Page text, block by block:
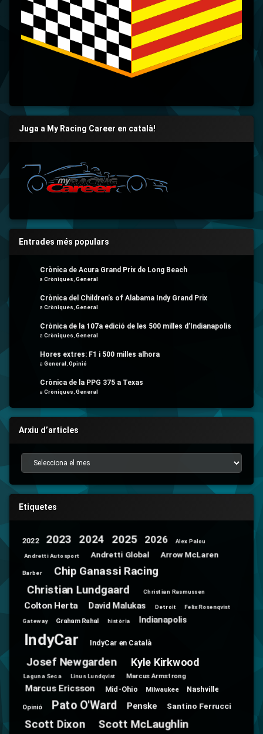
Juga a My Racing Career en català!
Entrades més populars
Crònica de Acura Grand Prix de Long Beach
a Cròniques General
Crònica del Children’s of Alabama Indy Grand Prix
a Cròniques General
Crònica de la 107a edició de les 500 milles d’Indianapolis
a Cròniques General
Hores extres: F1 i 500 milles alhora
a General Opinió
Crònica de la PPG 375 a Texas
a Cròniques General
Arxiu d’articles
Arxiu d’articles
Etiquetes
2022 2023 2024 2025 2026 Alex Palou
Andretti Autosport Andretti Global Arrow McLaren
Barber
Chip Ganassi Racing
Christian Lundgaard
Christian Rasmussen
Colton Herta David Malukas Detroit Felix Rosenqvist
Gateway Graham Rahal història Indianapolis
IndyCar IndyCar en Català
Josef Newgarden Kyle Kirkwood
Laguna Seca Linus Lundqvist Marcus Armstrong
Marcus Ericsson Mid-Ohio Milwaukee Nashville
Opinió Pato O'Ward Penske Santino Ferrucci
Scott Dixon Scott McLaughlin